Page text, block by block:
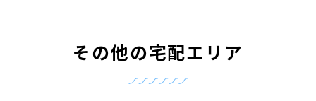
その他の宅配エリア